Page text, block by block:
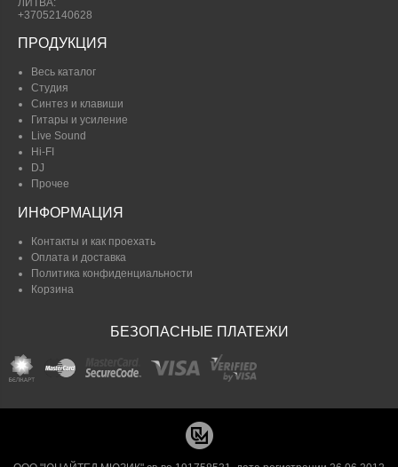
ЛИТВА:
+37052140628
ПРОДУКЦИЯ
Весь каталог
Студия
Синтез и клавиши
Гитары и усиление
Live Sound
Hi-FI
DJ
Прочее
ИНФОРМАЦИЯ
Контакты и как проехать
Оплата и доставка
Политика конфиденциальности
Корзина
БЕЗОПАСНЫЕ ПЛАТЕЖИ